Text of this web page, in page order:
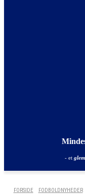
- et
FORSIDE FODBOLDNYHEDER